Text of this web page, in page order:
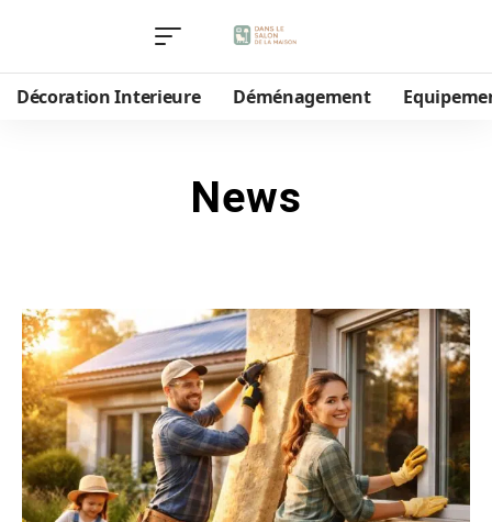
Décoration Interieure Déménagement
News